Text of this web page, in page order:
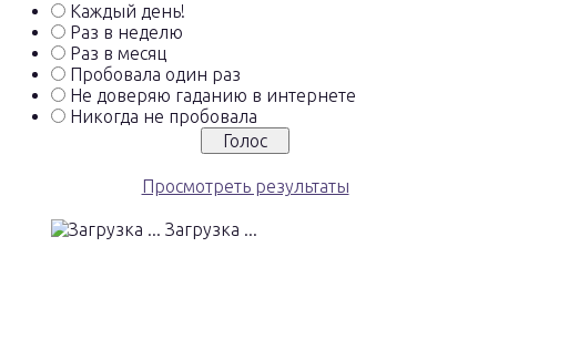
Каждый день!
Раз в неделю
Раз в месяц
Пробовала один раз
Не доверяю гаданию в интернете
Никогда не пробовала
Просмотреть результаты
Загрузка ...